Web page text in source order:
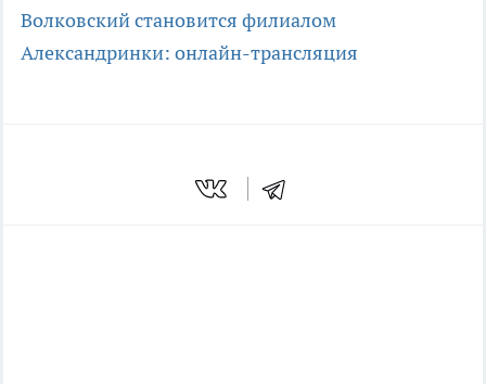
Волковский становится филиалом
Александринки: онлайн-трансляция